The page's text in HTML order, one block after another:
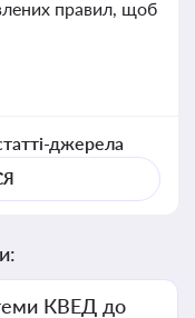
правил, щоб
джерела
КВЕД до